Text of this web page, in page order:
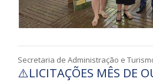
Secretaria de Administração e
⚠️LICITAÇÕES MÊS DE